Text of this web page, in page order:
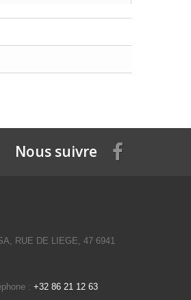
Nous suivre
RUE DE LIEGE, 47 6941
: +32 86 21 12 63